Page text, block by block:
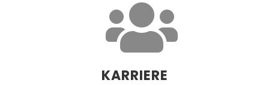
KARRIERE